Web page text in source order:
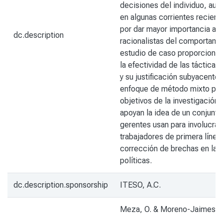
dc.description
decisiones del individuo,
en algunas corrientes
por dar mayor importancia a
racionalistas del
estudio de caso proporciona
la efectividad de las
y su justificación
enfoque de método mixto
objetivos de la
apoyan la idea de un
gerentes usan para
trabajadores de primera
corrección de brechas en la
políticas.
dc.description.sponsorship ITESO, A.C.
Meza, O. & Moreno-Jaimes,